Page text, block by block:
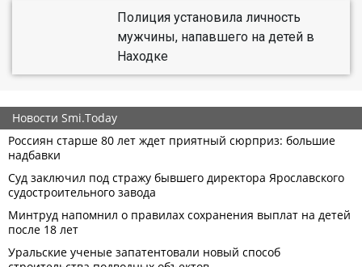
Полиция установила личность
мужчины, напавшего на детей в
Находке